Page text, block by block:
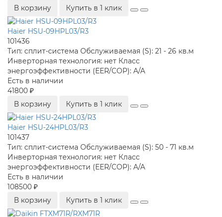
В корзину
Купить в 1 клик
Haier HSU-09HPL03/R3
101436
Тип: сплит-система Обслуживаемая (S): 21 - 26 кв.м
Инверторная технология: нет Класс
энергоэффективности (EER/COP): A/A
Есть в наличии
41800 ₽
В корзину
Купить в 1 клик
Haier HSU-24HPL03/R3
101437
Тип: сплит-система Обслуживаемая (S): 50 - 71 кв.м
Инверторная технология: нет Класс
энергоэффективности (EER/COP): A/A
Есть в наличии
108500 ₽
В корзину
Купить в 1 клик